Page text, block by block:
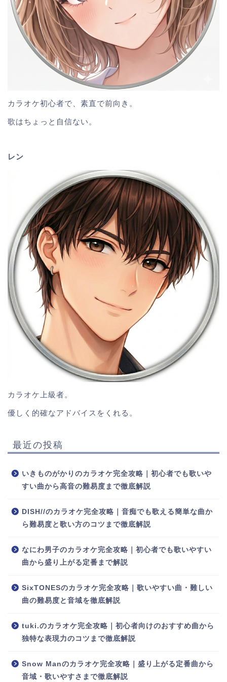
カラオケ初心者で、素直で前向き。
歌はちょっと自信ない。
レン
カラオケ上級者。
優しく的確なアドバイスをくれる。
最近の投稿
いきものがかりのカラオケ完全攻略｜初心者でも歌いや
すい曲から高音の難易度まで徹底解説
DISH//のカラオケ完全攻略｜音痴でも歌える簡単な曲か
ら難易度と歌い方のコツまで徹底解説
なにわ男子のカラオケ完全攻略｜初心者でも歌いやすい
曲から盛り上がる定番まで解説
SixTONESのカラオケ完全攻略｜歌いやすい曲・難しい
曲の難易度と音域を徹底解説
tuki.のカラオケ完全攻略｜初心者向けのおすすめ曲から
独特な表現力のコツまで徹底解説
Snow Manのカラオケ完全攻略｜盛り上がる定番曲から
音域・歌いやすさまで徹底解説